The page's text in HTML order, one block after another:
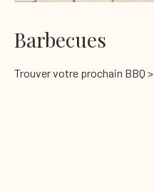
Barbecues
Trouver votre prochain BBQ >